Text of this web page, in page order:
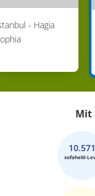
- Hagia
Mit
10.571
sofaheld-